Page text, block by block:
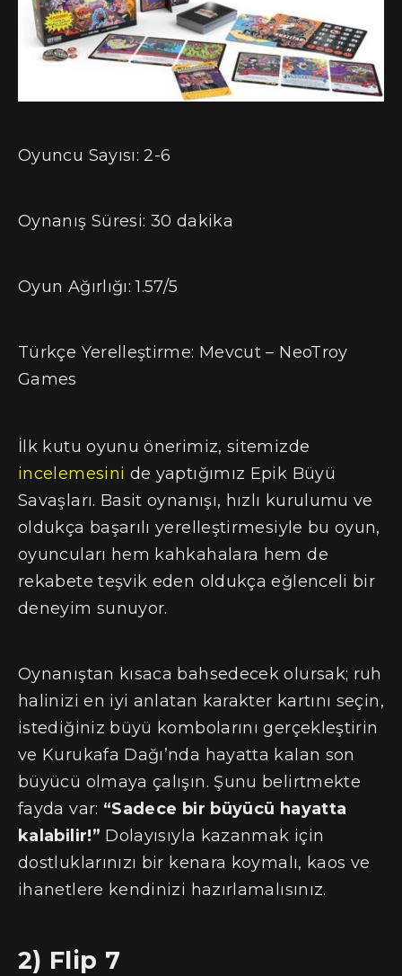
Oyuncu Sayısı: 2-6
Oynanış Süresi: 30 dakika
Oyun Ağırlığı: 1.57/5
Türkçe Yerelleştirme: Mevcut – NeoTroy
Games
İlk kutu oyunu önerimiz, sitemizde
incelemesini de yaptığımız Epik Büyü
Savaşları. Basit oynanışı, hızlı kurulumu ve
oldukça başarılı yerelleştirmesiyle bu oyun,
oyuncuları hem kahkahalara hem de
rekabete teşvik eden oldukça eğlenceli bir
deneyim sunuyor.
Oynanıştan kısaca bahsedecek olursak; ruh
halinizi en iyi anlatan karakter kartını seçin,
istediğiniz büyü kombolarını gerçekleştirin
ve Kurukafa Dağı’nda hayatta kalan son
büyücü olmaya çalışın. Şunu belirtmekte
fayda var: “Sadece bir büyücü hayatta
kalabilir!” Dolayısıyla kazanmak için
dostluklarınızı bir kenara koymalı, kaos ve
ihanetlere kendinizi hazırlamalısınız.
2) Flip 7